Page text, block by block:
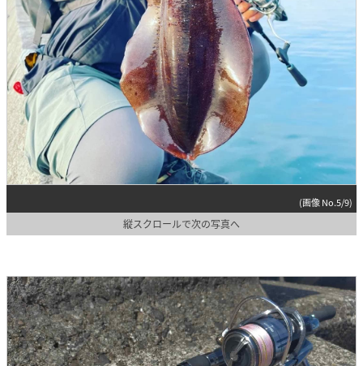
(画像 No.5/9)
縦スクロールで次の写真へ